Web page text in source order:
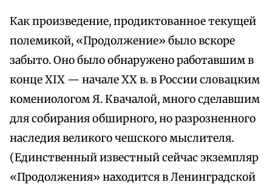
Как произведение, продиктованное текущей
полемикой, «Продолжение» было вскоре
забыто. Оно было обнаружено работавшим в
конце XIX — начале XX в. в России словацким
комениологом Я. Квачалой, много сделавшим
для собирания обширного, но разрозненного
наследия великого чешского мыслителя.
(Единственный известный сейчас экземпляр
«Продолжения» находится в Ленинградской